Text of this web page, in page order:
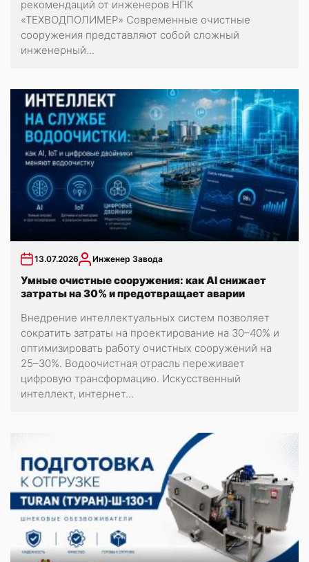
рекомендаций от инженеров НПК
«ТЕХВОДПОЛИМЕР» Современные очистные
сооружения представляют собой сложный
инженерный...
13.07.2026 Инженер Завода
Умные очистные сооружения: как AI снижает
затраты на 30% и предотвращает аварии
Внедрение интеллектуальных систем позволяет
сократить затраты на проектирование на 30–40% и
оптимизировать работу очистных сооружений на
25–30%. Водоочистная отрасль переживает
цифровую трансформацию. Искусственный
интеллект, интернет...